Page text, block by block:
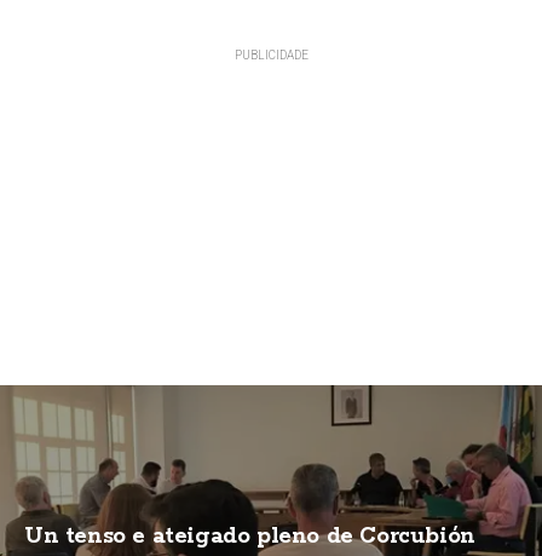
Un tenso e ateigado pleno de Corcubión